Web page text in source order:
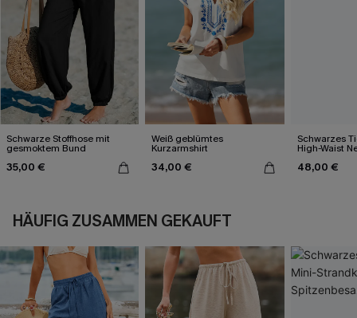
Schwarze Stoffhose mit
gesmoktem Bund
35,00 €
Weiß geblümtes
Kurzarmshirt
34,00 €
Schwarzes
High-Waist
Bikini-Set
48,00 €
HÄUFIG ZUSAMMEN GEKAUFT